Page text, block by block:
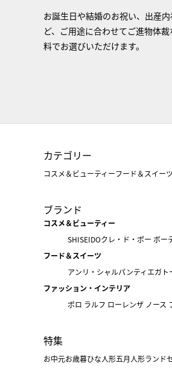
お誕生日や結婚のお祝い、出産
ど、ご用途に合わせてご進物体
料でお選びいただけます。
カテゴリー
コスメ＆ビューティーフード＆スイーツ
ブランド
コスメ＆ビューティー
SHISEIDOクレ・ド・ポー ボー
フード＆スイーツ
アンリ・シャルパンティエガト
ファッション・インテリア
ポロ ラルフ ローレンザ ノース
特集
お中元お歳暮ひな人形五月人形ランド